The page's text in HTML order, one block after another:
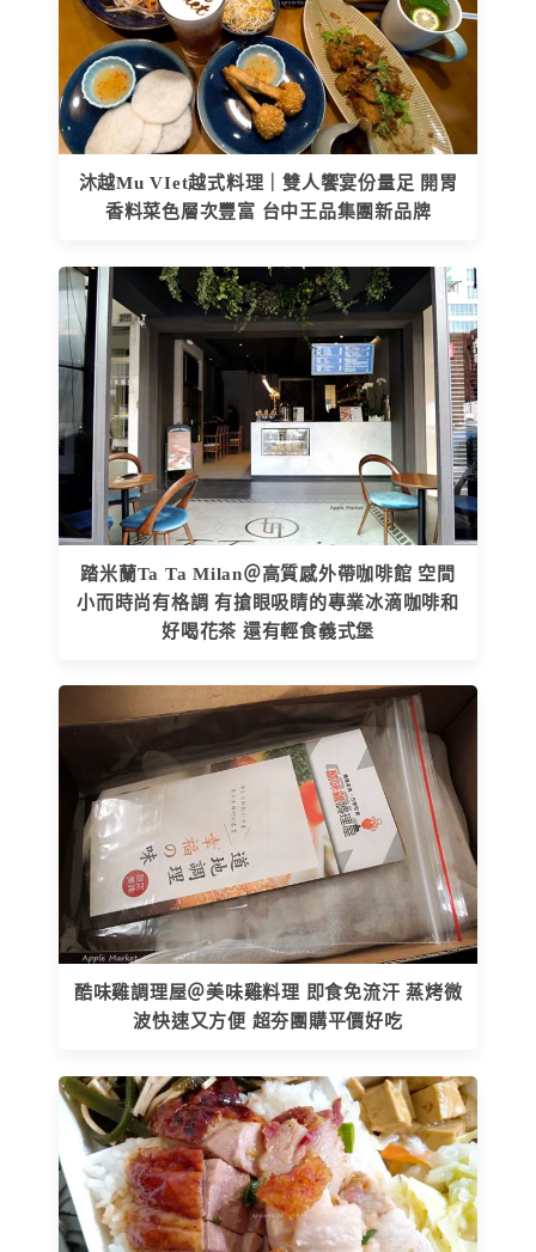
沐越Mu VIet越式料理｜雙人饗宴份量足 開胃
香料菜色層次豐富 台中王品集團新品牌
踏米蘭Ta Ta Milan＠高質感外帶咖啡館 空間
小而時尚有格調 有搶眼吸睛的專業冰滴咖啡和
好喝花茶 還有輕食義式堡
酷味雞調理屋＠美味雞料理 即食免流汗 蒸烤微
波快速又方便 超夯團購平價好吃